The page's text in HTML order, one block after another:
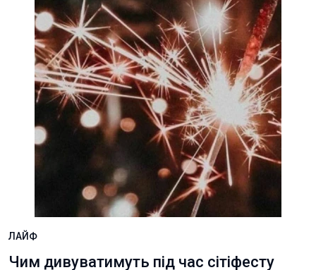
ЛАЙФ
Чим дивуватимуть під час сітіфесту